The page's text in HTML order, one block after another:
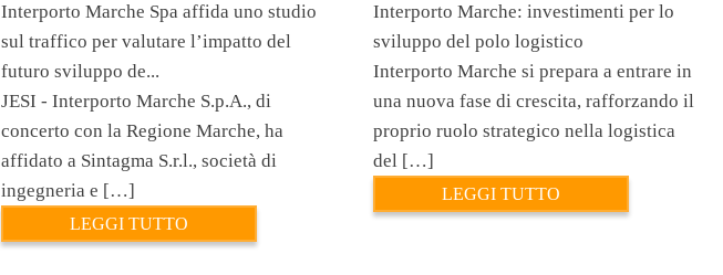
Interporto Marche Spa affida uno studio
sul traffico per valutare l’impatto del
futuro sviluppo de...
JESI - Interporto Marche S.p.A., di
concerto con la Regione Marche, ha
affidato a Sintagma S.r.l., società di
ingegneria e […]
LEGGI TUTTO
Interporto Marche: investimenti per lo
sviluppo del polo logistico
Interporto Marche si prepara a entrare in
una nuova fase di crescita, rafforzando il
proprio ruolo strategico nella logistica
del […]
LEGGI TUTTO